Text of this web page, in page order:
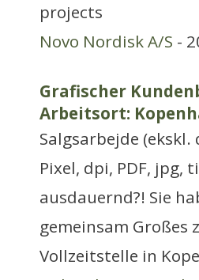
projects
Novo Nordisk A/S -
Grafischer
Arbeitsort:
Salgsarbejde
Pixel, dpi, PDF,
ausdauernd?! Sie
gemeinsam Großes
Vollzeitstelle in